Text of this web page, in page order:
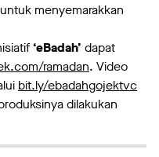
menyemarakkan
‘eBadah’ dapat
ramadan. Video
bit.ly/ebadahgojektvc
dilakukan